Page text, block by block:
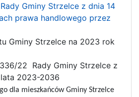
Gminy Strzelce z dnia 14
prawa handlowego przez
Gminy Strzelce na 2023 rok
22 Rady Gminy Strzelce z
2023-2036
dla mieszkańców Gminy Strzelce